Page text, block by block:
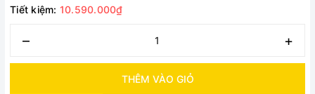
Tiết kiệm: 10.590.000₫
– +
THÊM VÀO GIỎ